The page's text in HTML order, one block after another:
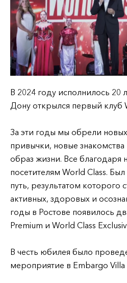
В 2024 году исполнилось 20
Дону открылся первый клуб
За эти годы мы обрели
привычки, новые
образ жизни. Все
посетителям World Class.
путь, результатом которого
активных, здоровых и
годы в Ростове появилось
Premium и World Class
В честь юбилея было
мероприятие в Embargo